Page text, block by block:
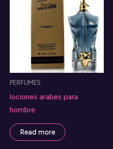
PERFUMES
lociones arabes para
hombre
Read more